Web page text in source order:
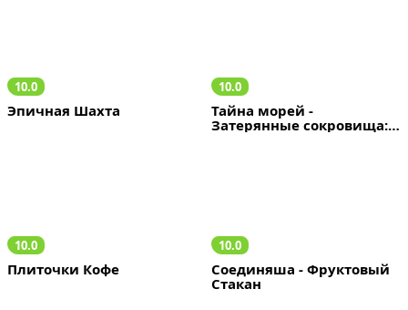
10.0
Эпичная Шахта
10.0
Тайна морей -
Затерянные сокровища:
10.0
Плиточки Кофе
10.0
Соединяша - Фруктовый
Стакан